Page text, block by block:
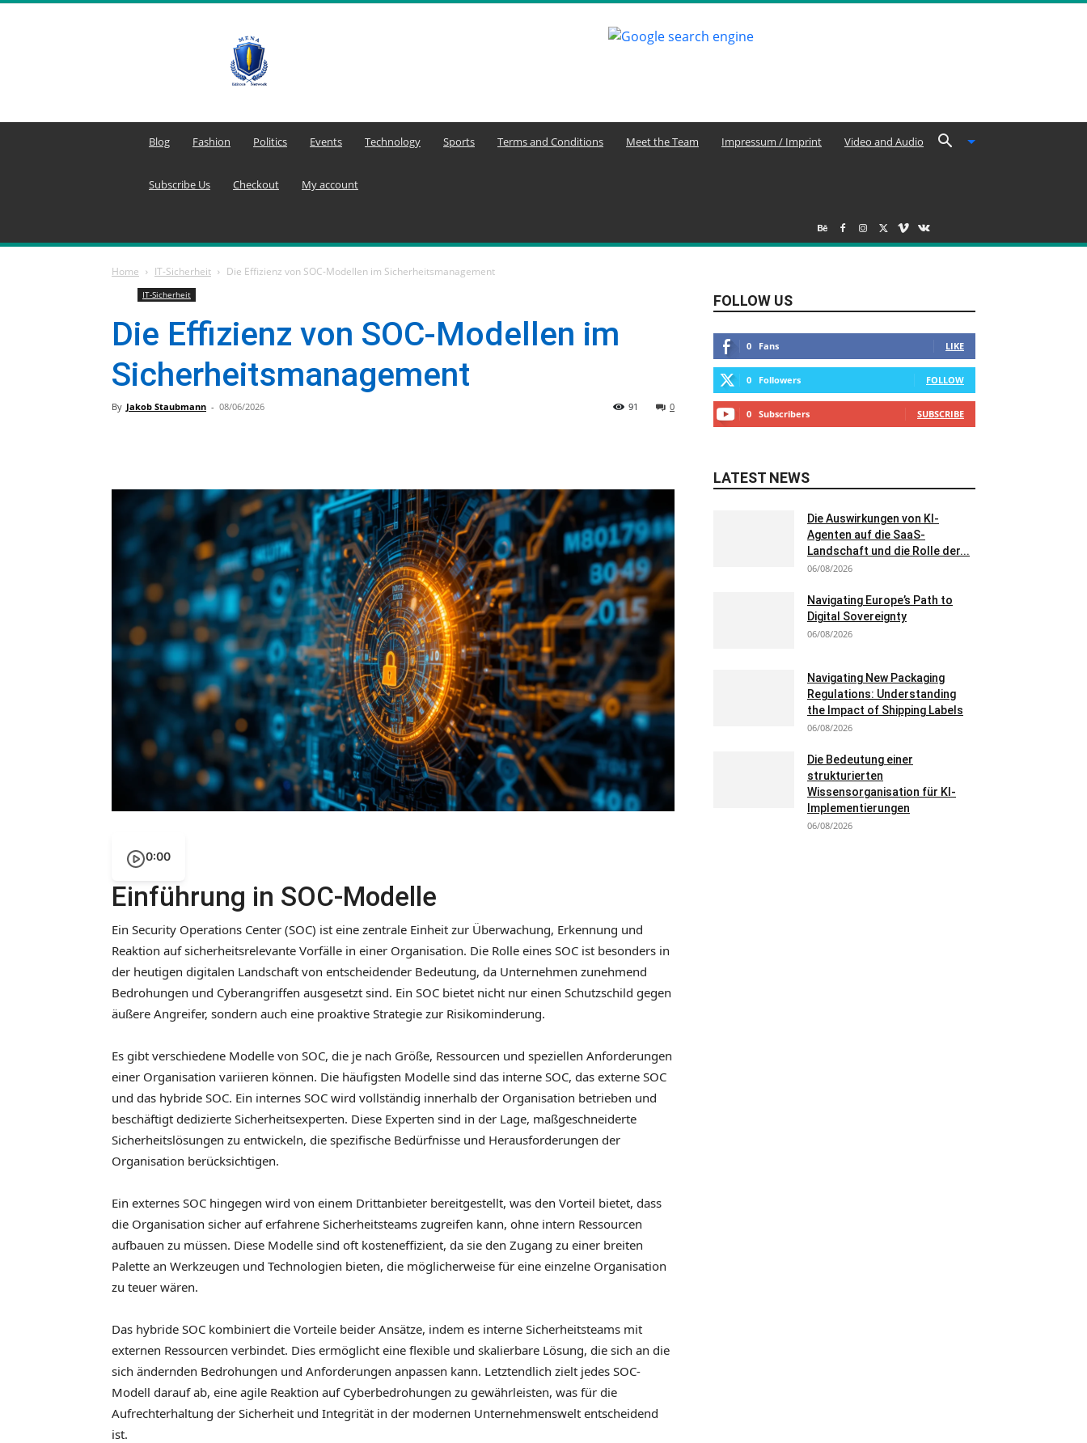
MENA
Editors
Network
Blog Fashion Politics Events Technology Sports Terms and Conditions Meet the Team Impressum / Imprint Video and Audio
Subscribe Us Checkout My account
Home IT-Sicherheit Die Effizienz von SOC-Modellen im Sicherheitsmanagement
IT-Sicherheit
Die Effizienz von SOC-Modellen im
Sicherheitsmanagement
By Jakob Staubmann - 08/06/2026 0
91
0:00
Einführung in SOC-Modelle
Ein Security Operations Center (SOC) ist eine zentrale Einheit zur Überwachung, Erkennung und
Reaktion auf sicherheitsrelevante Vorfälle in einer Organisation. Die Rolle eines SOC ist besonders in
der heutigen digitalen Landschaft von entscheidender Bedeutung, da Unternehmen zunehmend
Bedrohungen und Cyberangriffen ausgesetzt sind. Ein SOC bietet nicht nur einen Schutzschild gegen
äußere Angreifer, sondern auch eine proaktive Strategie zur Risikominderung.
Es gibt verschiedene Modelle von SOC, die je nach Größe, Ressourcen und speziellen Anforderungen
einer Organisation variieren können. Die häufigsten Modelle sind das interne SOC, das externe SOC
und das hybride SOC. Ein internes SOC wird vollständig innerhalb der Organisation betrieben und
beschäftigt dedizierte Sicherheitsexperten. Diese Experten sind in der Lage, maßgeschneiderte
Sicherheitslösungen zu entwickeln, die spezifische Bedürfnisse und Herausforderungen der
Organisation berücksichtigen.
Ein externes SOC hingegen wird von einem Drittanbieter bereitgestellt, was den Vorteil bietet, dass
die Organisation sicher auf erfahrene Sicherheitsteams zugreifen kann, ohne intern Ressourcen
aufbauen zu müssen. Diese Modelle sind oft kosteneffizient, da sie den Zugang zu einer breiten
Palette an Werkzeugen und Technologien bieten, die möglicherweise für eine einzelne Organisation
zu teuer wären.
Das hybride SOC kombiniert die Vorteile beider Ansätze, indem es interne Sicherheitsteams mit
externen Ressourcen verbindet. Dies ermöglicht eine flexible und skalierbare Lösung, die sich an die
sich ändernden Bedrohungen und Anforderungen anpassen kann. Letztendlich zielt jedes SOC-
Modell darauf ab, eine agile Reaktion auf Cyberbedrohungen zu gewährleisten, was für die
Aufrechterhaltung der Sicherheit und Integrität in der modernen Unternehmenswelt entscheidend
ist.
FOLLOW US
0 Fans LIKE
0 Followers FOLLOW
0 Subscribers SUBSCRIBE
LATEST NEWS
Die Auswirkungen von KI-
Agenten auf die SaaS-
Landschaft und die Rolle der...
06/08/2026
Navigating Europe’s Path to
Digital Sovereignty
06/08/2026
Navigating New Packaging
Regulations: Understanding
the Impact of Shipping Labels
06/08/2026
Die Bedeutung einer
strukturierten
Wissensorganisation für KI-
Implementierungen
06/08/2026